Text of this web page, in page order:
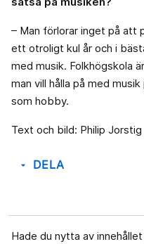
– Man förlorar inget på att
ett otroligt kul år och i
med musik. Folkhögskola
man vill hålla på med
som hobby.
Text och bild: Philip Jorstig
arrow_drop_down DELA
Hade du nytta av